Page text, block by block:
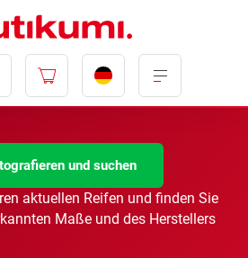
und suchen
aktuellen Reifen und finden Sie
Maße und des Herstellers